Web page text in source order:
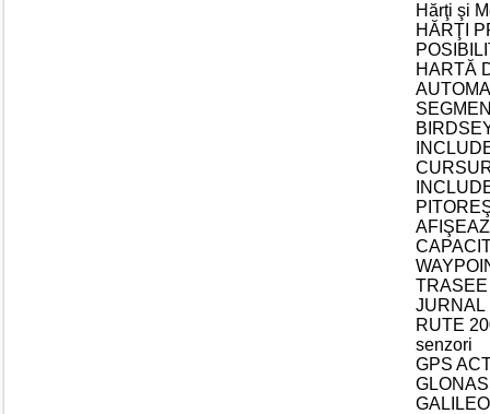
Hărţi şi
HĂRŢI
HARTĂ
JURNAL
RUTE
senzori
GPS
GALILEO